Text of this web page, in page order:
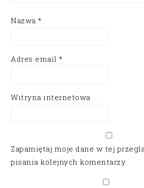
Nazwa*
Adres email*
Witryna internetowa
Zapamiętaj moje dane w tej
pisania kolejnych komentarzy.